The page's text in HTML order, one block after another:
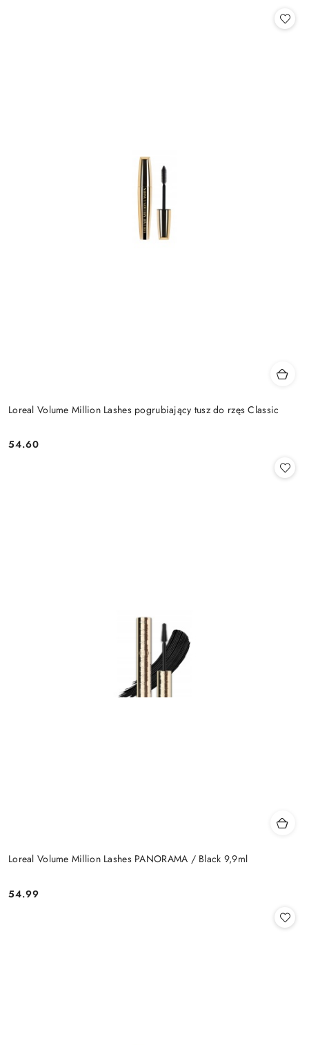
Loreal Volume Million Lashes pogrubiający tusz do rzęs Classic
Cena:
54.60
Loreal Volume Million Lashes PANORAMA / Black 9,9ml
Cena:
54.99